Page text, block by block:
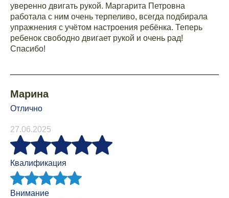
уверенно двигать рукой. Маргарита Петровна
работала с ним очень терпеливо, всегда подбирала
упражнения с учётом настроения ребёнка. Теперь
ребенок свободно двигает рукой и очень рад!
Спасибо!
Марина
Отлично
27.06.2025
Квалификация
Внимание